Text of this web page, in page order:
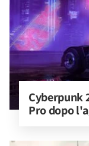
Cyberpunk
Pro dopo